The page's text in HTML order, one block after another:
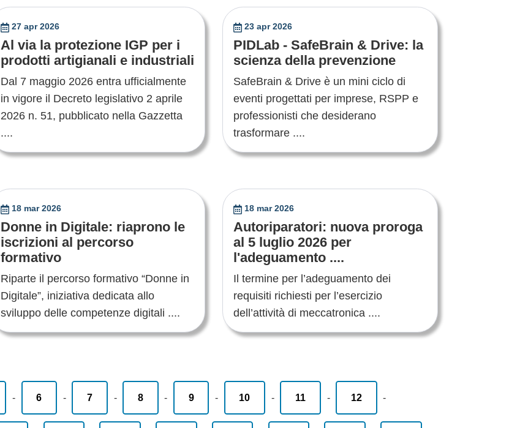
27 apr 2026
Al via la protezione IGP per i
prodotti artigianali e industriali
Dal 7 maggio 2026 entra ufficialmente
in vigore il Decreto legislativo 2 aprile
2026 n. 51, pubblicato nella Gazzetta
....
23 apr 2026
PIDLab - SafeBrain & Drive: la
scienza della prevenzione
SafeBrain & Drive è un mini ciclo di
eventi progettati per imprese, RSPP e
professionisti che desiderano
trasformare ....
18 mar 2026
Donne in Digitale: riaprono le
iscrizioni al percorso
formativo
Riparte il percorso formativo “Donne in
Digitale”, iniziativa dedicata allo
sviluppo delle competenze digitali ....
18 mar 2026
Autoriparatori: nuova proroga
al 5 luglio 2026 per
l'adeguamento ....
Il termine per l’adeguamento dei
requisiti richiesti per l’esercizio
dell’attività di meccatronica ....
- 6 - 7 - 8 - 9 - 10 - 11 - 12 -